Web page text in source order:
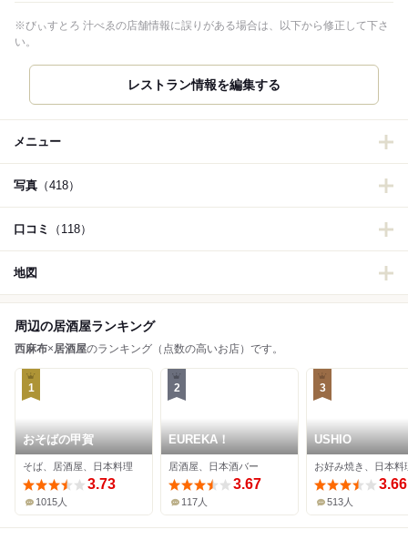
※びぃすとろ 汁べゑの店舗情報に誤りがある場合は、以下から修正して下さ
い。
レストラン情報を編集する
メニュー
写真 （418）
口コミ （118）
地図
周辺の居酒屋ランキング
西麻布×居酒屋のランキング（点数の高いお店）です。
1
おそばの甲賀
そば、居酒屋、日本料理
3.73
1015人
2
EUREKA！
居酒屋、日本酒バー
3.67
117人
3
USHIO
3.66
513人